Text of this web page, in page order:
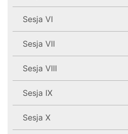
Sesja VI
Sesja VII
Sesja VIII
Sesja IX
Sesja X